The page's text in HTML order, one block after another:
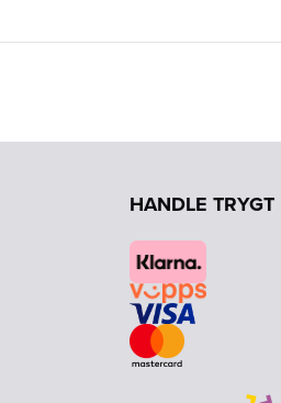
HANDLE TRYGT